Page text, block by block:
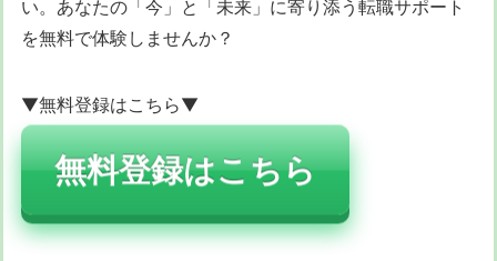
い。あなたの「今」と「未来」に寄り添う転職サポート
を無料で体験しませんか？
▼無料登録はこちら▼
無料登録はこちら